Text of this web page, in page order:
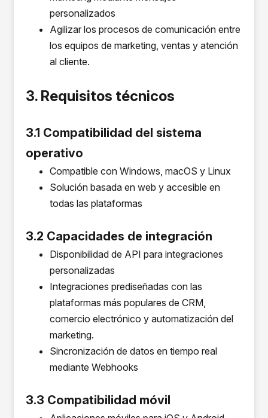
personalizados
Agilizar los procesos de comunicación entre
los equipos de marketing, ventas y atención
al cliente.
3. Requisitos técnicos
3.1 Compatibilidad del sistema
operativo
Compatible con Windows, macOS y Linux
Solución basada en web y accesible en
todas las plataformas
3.2 Capacidades de integración
Disponibilidad de API para integraciones
personalizadas
Integraciones prediseñadas con las
plataformas más populares de CRM,
comercio electrónico y automatización del
marketing.
Sincronización de datos en tiempo real
mediante Webhooks
3.3 Compatibilidad móvil